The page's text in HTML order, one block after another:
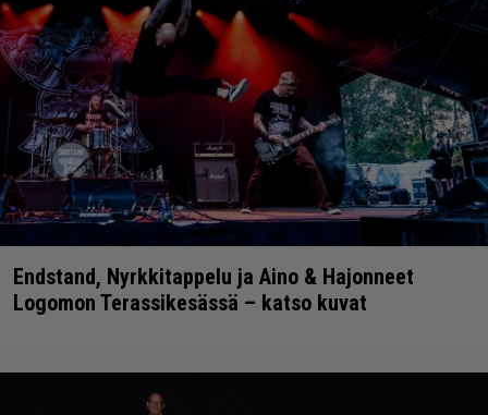
Endstand, Nyrkkitappelu ja Aino & Hajonneet
Logomon Terassikesässä – katso kuvat